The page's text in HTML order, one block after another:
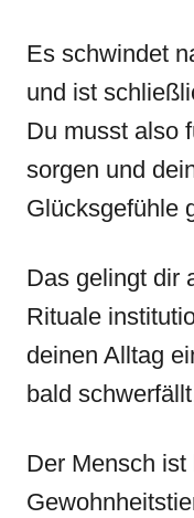
Es schwindet
und ist
Du musst also
sorgen und
Glücksgefühle
Das gelingt dir
Rituale
deinen Alltag
bald
Der Mensch